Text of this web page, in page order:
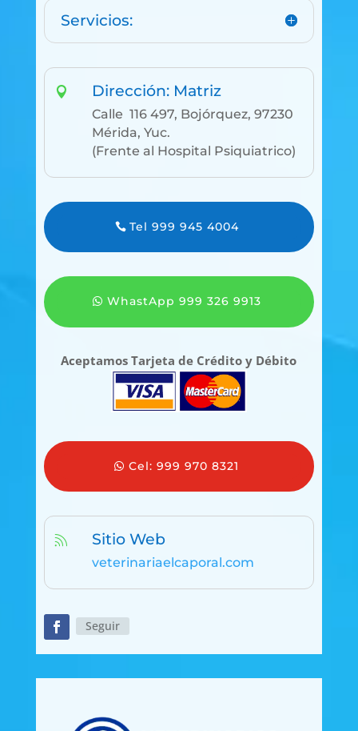
Servicios:
 Dirección: Matriz
Calle 116 497, Bojórquez, 97230
Mérida, Yuc.
(Frente al Hospital Psiquiatrico)
Tel 999 945 4004
WhastApp 999 326 9913
Aceptamos Tarjeta de Crédito y Débito
Cel: 999 970 8321
 Sitio Web
veterinariaelcaporal.com
Seguir